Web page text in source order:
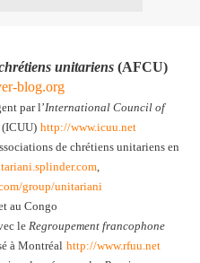
unitariens (AFCU)
blog.org
par l’International Council of
(ICUU) http://www.icuu.net
de chrétiens unitariens en
tariani.splinder.com,
group/unitariani
au Congo
le Regroupement francophone
à Montréal http://www.rfuu.net